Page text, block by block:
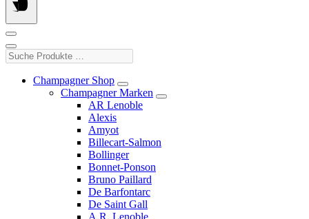
Suche
Produkte
Champagner Shop
Champagner Marken
AR Lenoble
Alexis
Amyot
Billecart-Salmon
Bollinger
Bonnet-Ponson
Bruno Paillard
De Barfontarc
De Saint Gall
A.R. Lenoble